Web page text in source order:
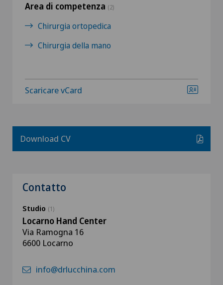
Area di competenza (2)
Chirurgia ortopedica
Chirurgia della mano
Scaricare vCard
Download CV
Contatto
Studio (1)
Locarno Hand Center
Via Ramogna 16
6600 Locarno
info@drlucchina.com